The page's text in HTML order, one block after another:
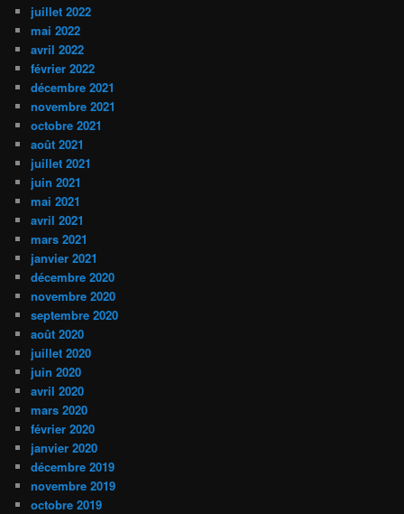
juillet 2022
mai 2022
avril 2022
février 2022
décembre 2021
novembre 2021
octobre 2021
août 2021
juillet 2021
juin 2021
mai 2021
avril 2021
mars 2021
janvier 2021
décembre 2020
novembre 2020
septembre 2020
août 2020
juillet 2020
juin 2020
avril 2020
mars 2020
février 2020
janvier 2020
décembre 2019
novembre 2019
octobre 2019